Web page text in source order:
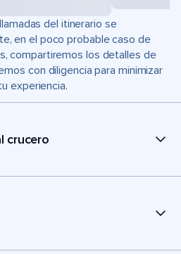
del itinerario se
en el poco probable caso de
compartiremos los detalles de
con diligencia para minimizar
experiencia.
crucero